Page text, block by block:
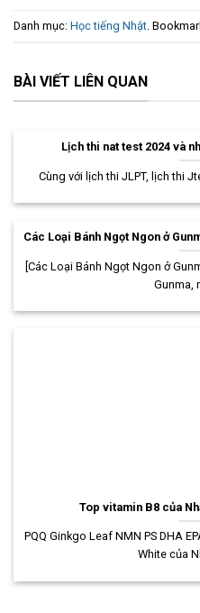
Danh mục: Học tiếng Nhật .
BÀI VIẾT LIÊN QUAN
Lịch thi nat test 2024 và
Cùng với lịch thi JLPT, lịch thi
Các Loại Bánh Ngọt Ngon ở
[Các Loại Bánh Ngọt Ngon ở
Gunma,
Top vitamin B8 của
PQQ Ginkgo Leaf NMN PS DHA
White của